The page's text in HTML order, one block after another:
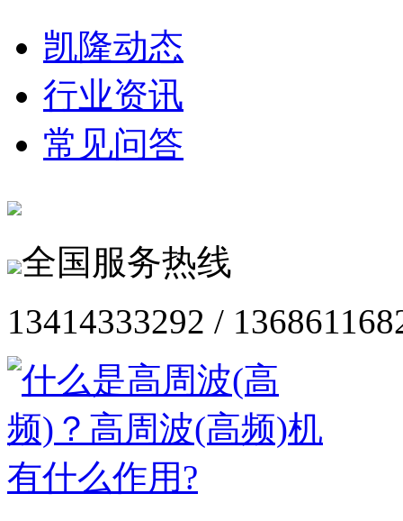
凯隆动态
行业资讯
常见问答
全国服务热线
13414333292 /